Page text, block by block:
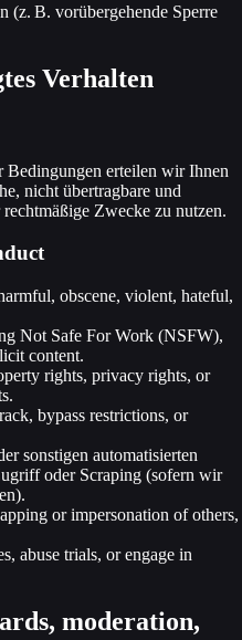
(z. B. vorüber­gehende Sperre
Verhalten
erteilen wir Ihnen
nicht übertragbare und
Zwecke zu nutzen.
obscene, violent, hateful,
Not Safe For Work (NSFW),
content.
rights, privacy rights, or
bypass restrictions, or
sonstigen automatisierten
oder Scraping (sofern wir
or impersonation of others,
abuse trials, or engage in
moderation,